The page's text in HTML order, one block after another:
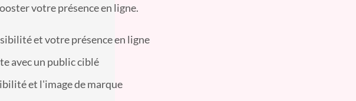
votre présence en ligne.
et votre présence en ligne
avec un public ciblé
et l'image de marque